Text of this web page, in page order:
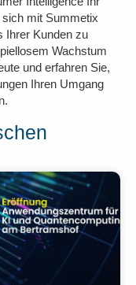
mit Summetix
Ihrer Kunden zu
Wachstum
und erfahren Sie,
Ihren Umgang